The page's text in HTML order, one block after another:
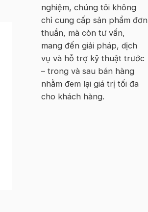
nghiệm, chúng tôi không
chỉ cung cấp sản phẩm đơn
thuần, mà còn tư vấn,
mang đến giải pháp, dịch
vụ và hỗ trợ kỹ thuật trước
– trong và sau bán hàng
nhằm đem lại giá trị tối đa
cho khách hàng.